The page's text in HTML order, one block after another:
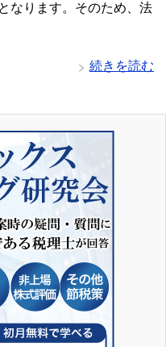
なります。そのため、法
続きを読む